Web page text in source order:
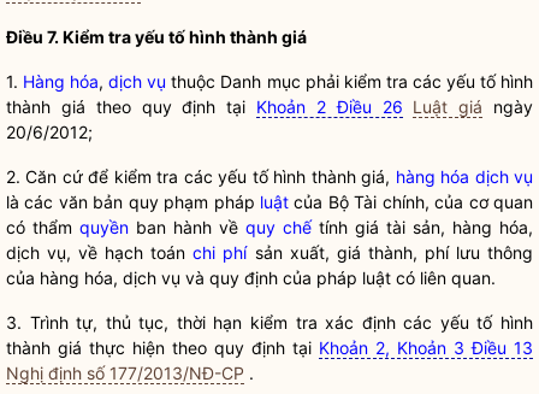
Điều 7. Kiểm trayếu tố hình thành giá
1. Hàng hóa,dịch vụ thuộc Danh mục phải kiểm tra các yếu tố hình
thành giá theo quy định tại Khoản 2 Điều 26 Luật giá ngày
20/6/2012;
2. Căn cứ để kiểm tra cácyếu tố hình thành giá, hàng hóa dịch vụ
là các văn bản quy phạm pháp luật của Bộ Tài chính, của cơ quan
có thẩm quyền ban hành về quy chếtính giá tài sản, hàng hóa,
dịch vụ, về hạch toánchi phísản xuất, giá thành, phí lưu thông
của hàng hóa, dịch vụ và quy định của pháp luật có liên quan.
3. Trình tự, thủ tục, thời hạn kiểm tra xác định các yếu tố hình
thành giá thực hiện theo quy định tại Khoản 2, Khoản 3 Điều 13
Nghị định số 177/2013/NĐ-CP .